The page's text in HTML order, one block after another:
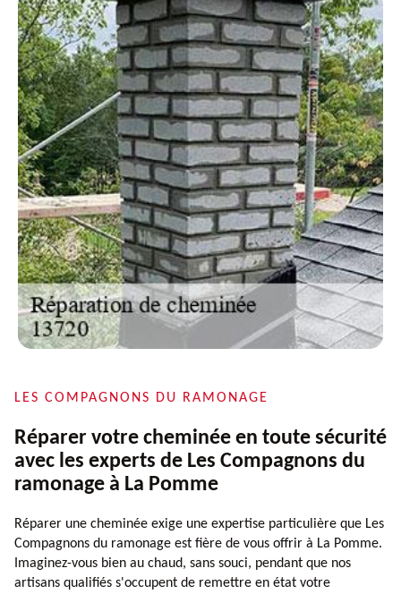
LES COMPAGNONS DU RAMONAGE
Réparer votre cheminée en toute sécurité
avec les experts de Les Compagnons du
ramonage à La Pomme
Réparer une cheminée exige une expertise particulière que Les
Compagnons du ramonage est fière de vous offrir à La Pomme.
Imaginez-vous bien au chaud, sans souci, pendant que nos
artisans qualifiés s'occupent de remettre en état votre